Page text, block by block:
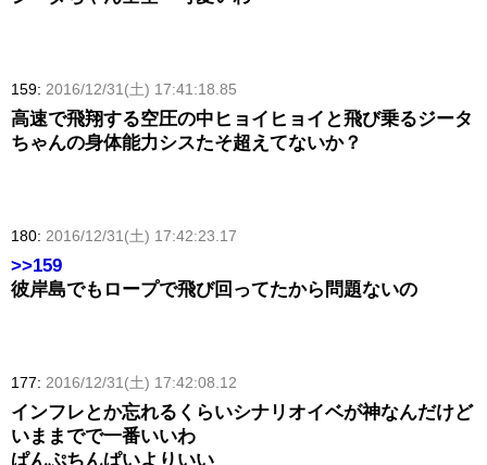
159: 2016/12/31(土) 17:41:18.85
高速で飛翔する空圧の中ヒョイヒョイと飛び乗るジータ
ちゃんの身体能力シスたそ超えてないか？
180: 2016/12/31(土) 17:42:23.17
>>159
彼岸島でもロープで飛び回ってたから問題ないの
177: 2016/12/31(土) 17:42:08.12
インフレとか忘れるくらいシナリオイベが神なんだけど
いままでで一番いいわ
ぱんぷちんぱいよりいい